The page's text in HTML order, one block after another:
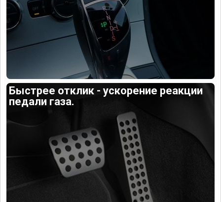
Быстрее отклик - ускорение реакции
педали газа.